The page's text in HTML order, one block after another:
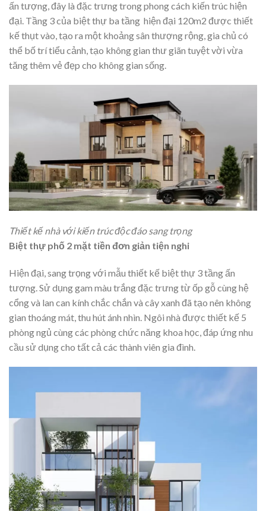
ấn tượng, đây là đặc trưng trong phong cách kiến trúc hiện
đại. Tầng 3 của biệt thự ba tầng hiện đại 120m2 được thiết
kế thụt vào, tạo ra một khoảng sân thượng rộng, gia chủ có
thể bố trí tiểu cảnh, tạo không gian thư giãn tuyệt vời vừa
tăng thêm vẻ đẹp cho không gian sống.
Thiết kế nhà với kiến trúc độc đáo sang trọng
Biệt thự phố 2 mặt tiền đơn giản tiện nghi
Hiện đại, sang trọng với mẫu thiết kế biệt thự 3 tầng ấn
tượng. Sử dụng gam màu trắng đặc trưng từ ốp gỗ cùng hệ
cổng và lan can kính chắc chắn và cây xanh đã tạo nên không
gian thoáng mát, thu hút ánh nhìn. Ngôi nhà được thiết kế 5
phòng ngủ cùng các phòng chức năng khoa học, đáp ứng nhu
cầu sử dụng cho tất cả các thành viên gia đình.